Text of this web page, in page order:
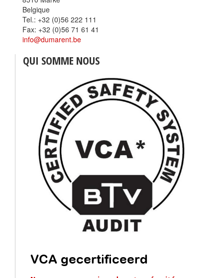
Belgique
Tel.: +32 (0)56 222 111
Fax: +32 (0)56 71 61 41
info@dumarent.be
QUI SOMME NOUS
VCA gecertificeerd